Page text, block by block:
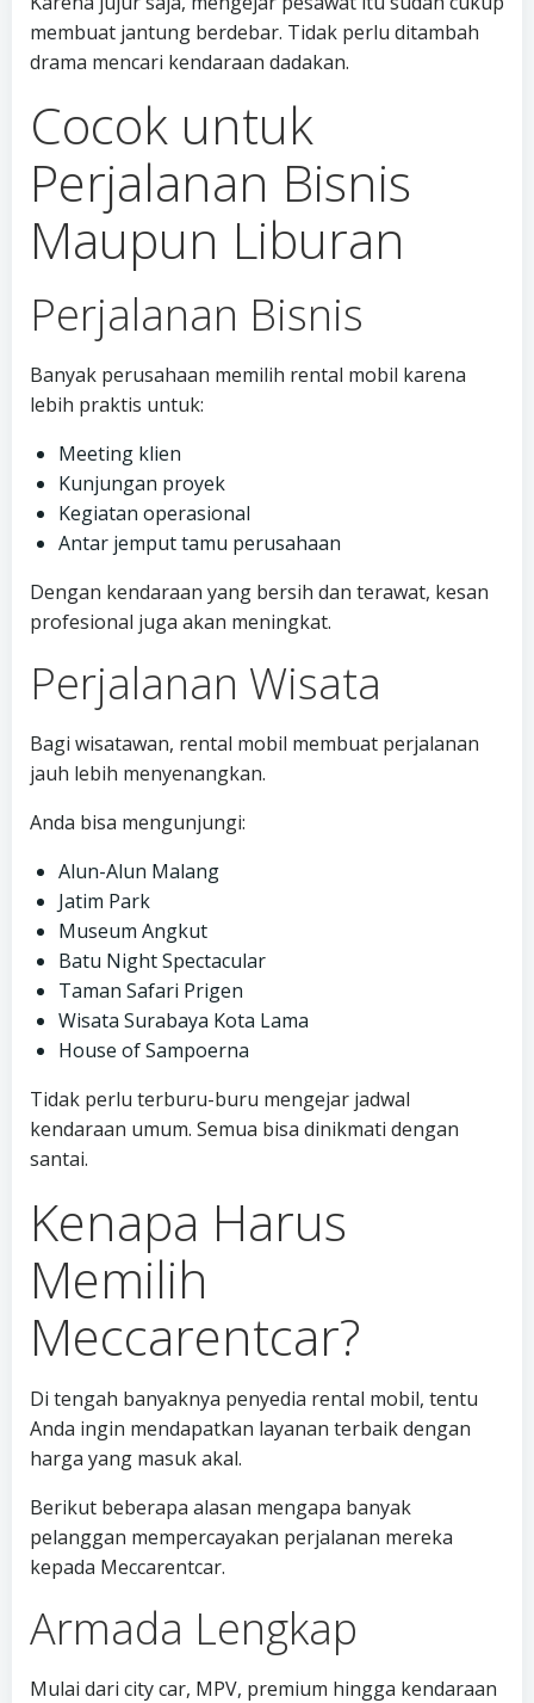
membuat jantung berdebar. Tidak perlu ditambah
drama mencari kendaraan dadakan.
Cocok untuk
Perjalanan Bisnis
Maupun Liburan
Perjalanan Bisnis
Banyak perusahaan memilih rental mobil karena
lebih praktis untuk:
Meeting klien
Kunjungan proyek
Kegiatan operasional
Antar jemput tamu perusahaan
Dengan kendaraan yang bersih dan terawat, kesan
profesional juga akan meningkat.
Perjalanan Wisata
Bagi wisatawan, rental mobil membuat perjalanan
jauh lebih menyenangkan.
Anda bisa mengunjungi:
Alun-Alun Malang
Jatim Park
Museum Angkut
Batu Night Spectacular
Taman Safari Prigen
Wisata Surabaya Kota Lama
House of Sampoerna
Tidak perlu terburu-buru mengejar jadwal
kendaraan umum. Semua bisa dinikmati dengan
santai.
Kenapa Harus
Memilih
Meccarentcar?
Di tengah banyaknya penyedia rental mobil, tentu
Anda ingin mendapatkan layanan terbaik dengan
harga yang masuk akal.
Berikut beberapa alasan mengapa banyak
pelanggan mempercayakan perjalanan mereka
kepada Meccarentcar.
Armada Lengkap
Mulai dari city car, MPV, premium hingga kendaraan